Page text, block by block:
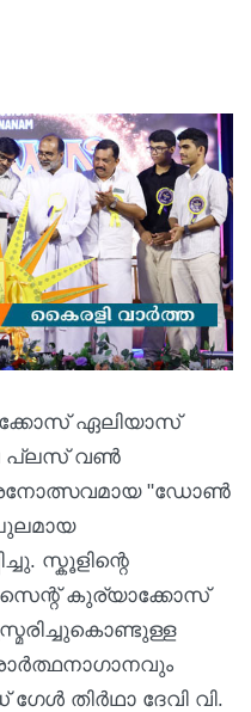
ഏലിയാസ്
പ്ലസ് വൺ
"ഡോണ്‍
സ്കൂളിന്റെ
സെന്റ് കുര്യാക്കോസ്
തിർഥാ ദേവി വി.